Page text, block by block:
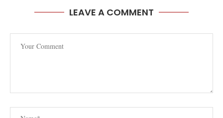
LEAVE A COMMENT